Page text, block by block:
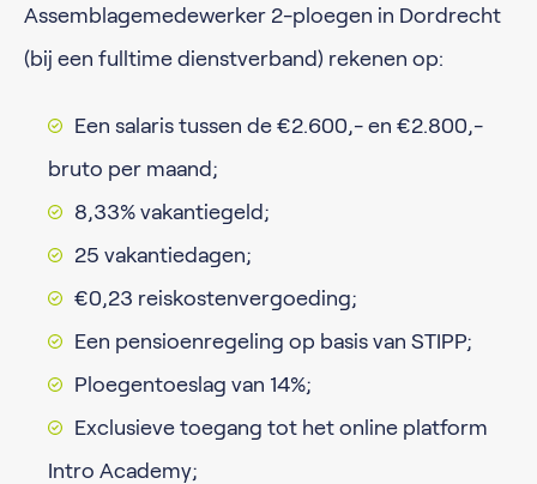
Assemblagemedewerker 2-ploegen in Dordrecht
(bij een fulltime dienstverband) rekenen op:
Een salaris tussen de €2.600,- en €2.800,-
bruto per maand;
8,33% vakantiegeld;
25 vakantiedagen;
€0,23 reiskostenvergoeding;
Een pensioenregeling op basis van STIPP;
Ploegentoeslag van 14%;
Exclusieve toegang tot het online platform
Intro Academy;